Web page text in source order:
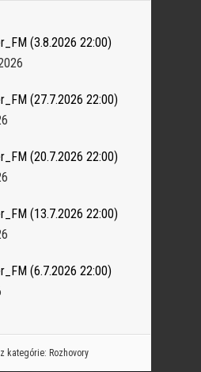
(3.8.2026 22:00)
(27.7.2026 22:00)
(20.7.2026 22:00)
(13.7.2026 22:00)
(6.7.2026 22:00)
kategórie: Rozhovory